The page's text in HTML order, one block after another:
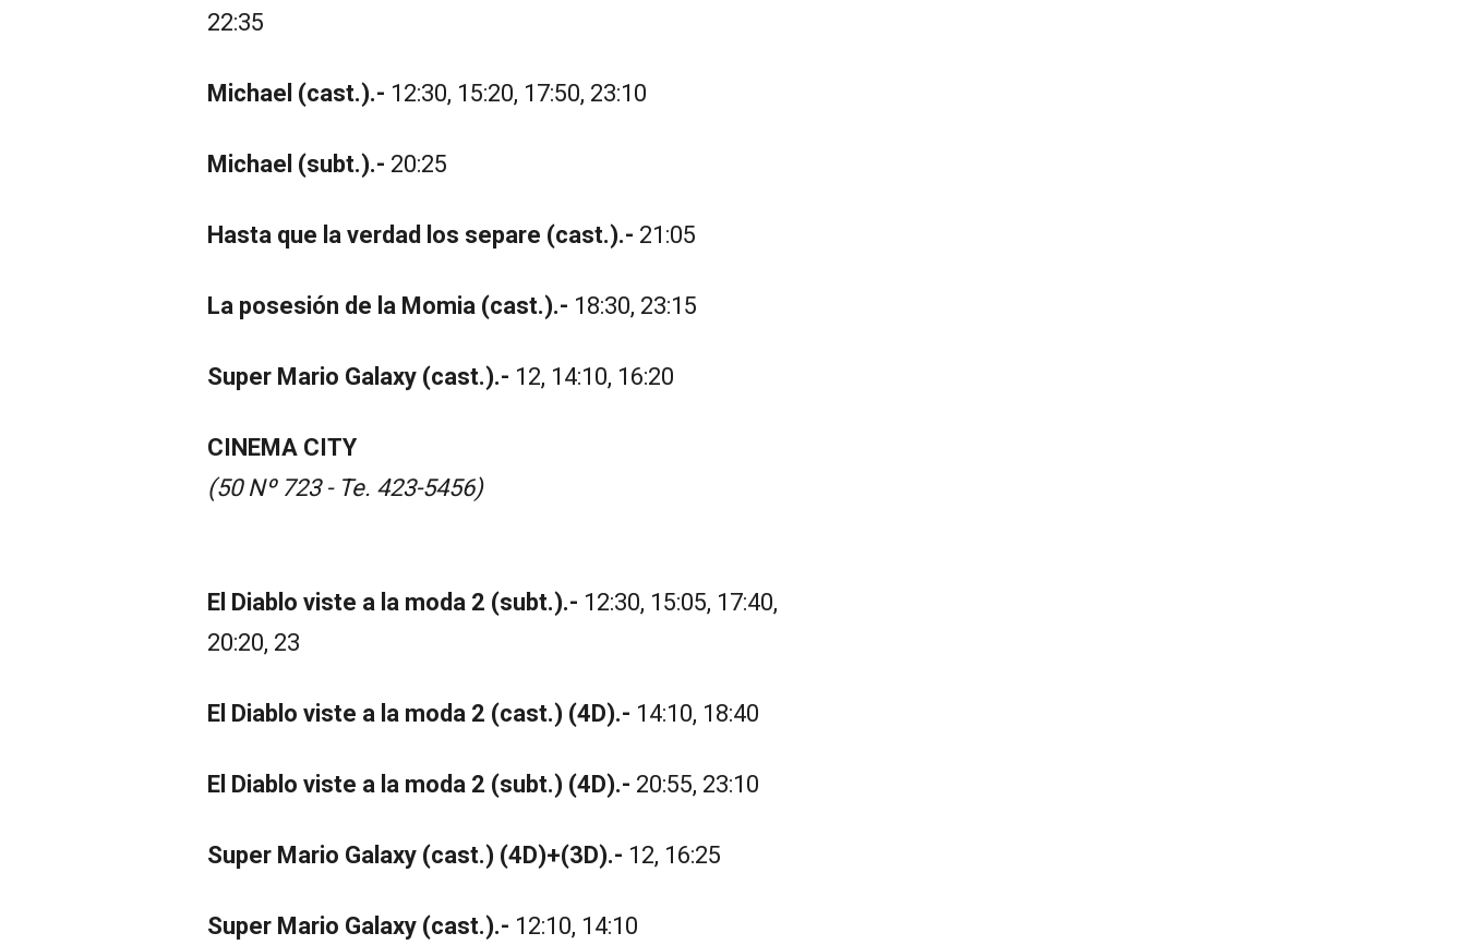
22:35
Michael (cast.).- 12:30, 15:20, 17:50, 23:10
Michael (subt.).- 20:25
Hasta que la verdad los separe (cast.).- 21:05
La posesión de la Momia (cast.).- 18:30, 23:15
Super Mario Galaxy (cast.).- 12, 14:10, 16:20
CINEMA CITY
(50 Nº 723 - Te. 423-5456)
El Diablo viste a la moda 2 (subt.).- 12:30, 15:05, 17:40,
20:20, 23
El Diablo viste a la moda 2 (cast.) (4D).- 14:10, 18:40
El Diablo viste a la moda 2 (subt.) (4D).- 20:55, 23:10
Super Mario Galaxy (cast.) (4D)+(3D).- 12, 16:25
Super Mario Galaxy (cast.).- 12:10, 14:10